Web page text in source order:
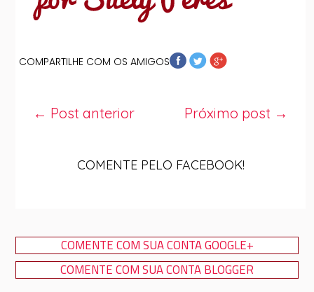
COMPARTILHE COM OS AMIGOS
Próximo post →
← Post anterior
COMENTE PELO FACEBOOK!
COMENTE COM SUA CONTA GOOGLE+
COMENTE COM SUA CONTA BLOGGER